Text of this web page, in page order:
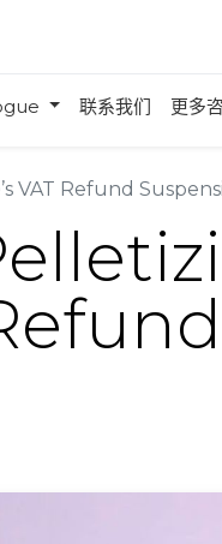
联系我们 更多
VAT Refund